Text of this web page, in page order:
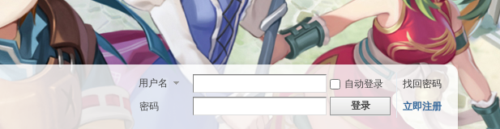
用户名 自动登录
找回密码
密码
登录 立即注册